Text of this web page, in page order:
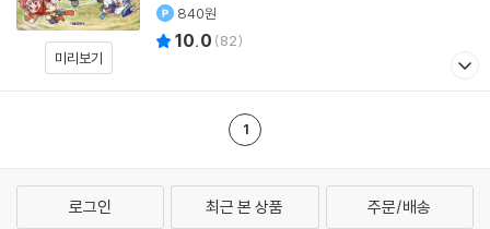
미리보기
840원
10.0 (82)
1
로그인 최근 본 상품 주문/배송